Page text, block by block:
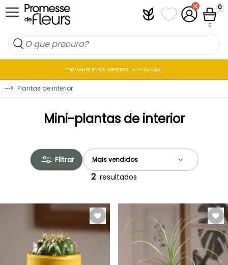
Ir para o Conteúdo PlantfitAs minhas listas
A minha
0
0
PERMANECEMOS ABERTOS : o verão todo!
⋯> Plantas de interior
Mini-plantas de interior
Filtrar
2 resultados